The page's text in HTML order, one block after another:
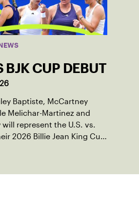
BJK CUP DEBUT
Baptiste, McCartney
Melichar-Martinez and
will represent the U.S. vs.
2026 Billie Jean King Cup